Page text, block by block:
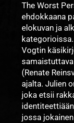
The Worst
ehdokkaana
elokuvan ja
Vogtin
(Renate
ajalta. Julien
joka etsii
jossa